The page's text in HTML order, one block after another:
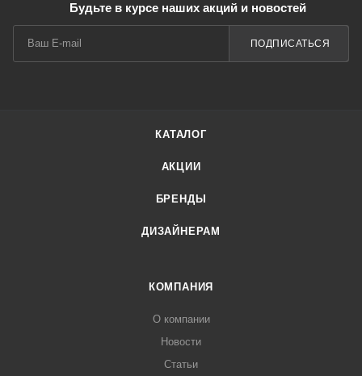
Будьте в курсе наших акций и новостей
ПОДПИСАТЬСЯ
КАТАЛОГ
АКЦИИ
БРЕНДЫ
ДИЗАЙНЕРАМ
КОМПАНИЯ
О компании
Новости
Статьи